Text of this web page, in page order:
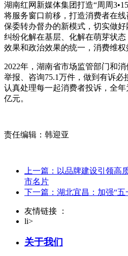
湖南红网新媒体集团打造“周周
将服务窗口前移，打造消费者在
保委转办督办的新模式，切实做
纠纷化解在基层、化解在萌芽状
效果和政治效果的统一，消费维权
2022年，湖南省市场监管部门和
举报、咨询75.1万件，做到有诉必
认真处理每一起消费者投诉，全
亿元。
责任编辑：韩迎亚
上一篇：以品牌建设引领高
市名片
下一篇：湖北宜昌：加强“五
友情链接 ：
li>
关于我们